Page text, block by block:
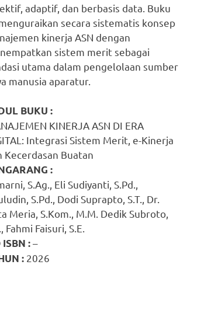
adaptif, dan berbasis data. Buku
secara sistematis konsep
kinerja ASN dengan
sistem merit sebagai
utama dalam pengelolaan sumber
manusia aparatur.
BUKU :
KINERJA ASN DI ERA
Integrasi Sistem Merit, e-Kinerja
Kecerdasan Buatan
:
S.Ag., Eli Sudiyanti, S.Pd.,
S.Pd., Dodi Suprapto, S.T., Dr.
Meria, S.Kom., M.M. Dedik Subroto,
Fahmi Faisuri, S.E.
ISBN :–
: 2026